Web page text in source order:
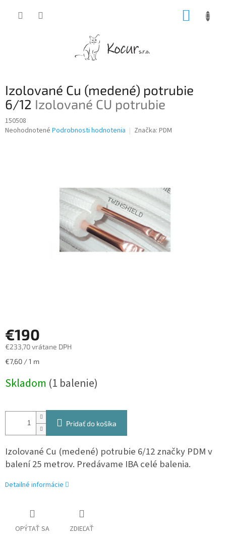
o
č
n
ý
p
Izolované Cu (medené) potrubie
6/12 Izolované CU potrubie
150508
Priemerné
Neohodnotené Podrobnosti hodnotenia Značka: PDM
€190
€233,70 vrátane DPH
Jednotková
€7,60 / 1 m
Skladom (1 balenie)
Pridať do košíka
Izolované Cu (medené) potrubie 6/12 značky PDM v
balení 25 metrov. Predávame IBA celé balenia.
Detailné informácie
OPÝTAŤ SA ZDIEĽAŤ